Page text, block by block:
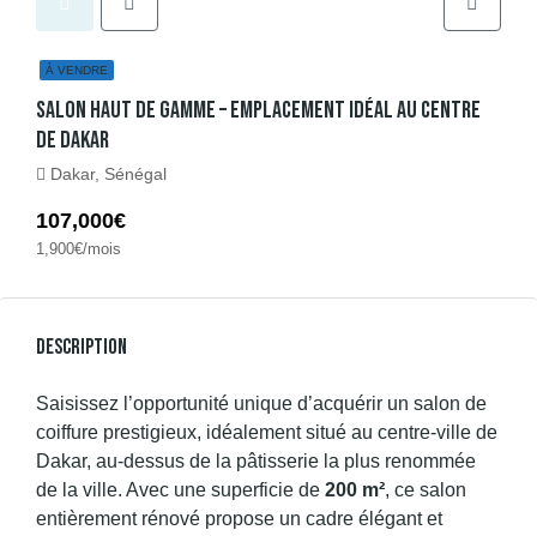
À VENDRE
Salon Haut De Gamme – Emplacement Idéal Au Centre
De Dakar
Dakar, Sénégal
107,000€
1,900€/mois
Description
Saisissez l’opportunité unique d’acquérir un salon de
coiffure prestigieux, idéalement situé au centre-ville de
Dakar, au-dessus de la pâtisserie la plus renommée
de la ville. Avec une superficie de 200 m², ce salon
entièrement rénové propose un cadre élégant et